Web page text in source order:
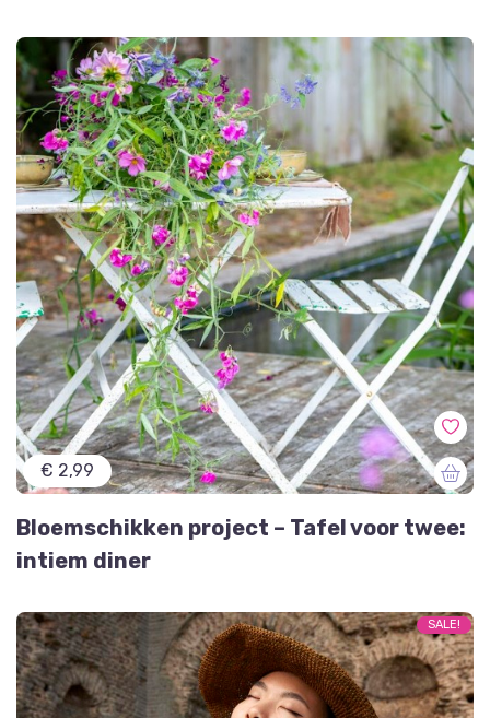
€ 2,99
Bloemschikken project – Tafel voor twee:
intiem diner
SALE!